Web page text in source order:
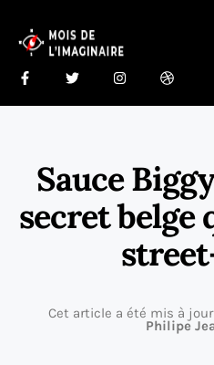
Sauce
secret belge
Cet article a été mis à
Philipe